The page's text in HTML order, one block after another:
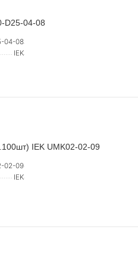
D25-04-08
04-08
IEK
IEK UMK02-02-09
02-09
IEK